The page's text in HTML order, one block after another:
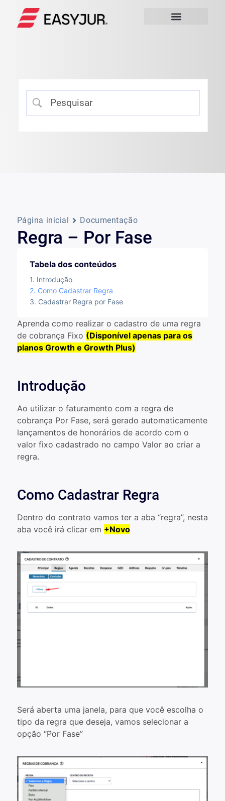
Página inicial Documentação
Regra – Por Fase
Tabela dos conteúdos
Introdução
Como Cadastrar Regra
Cadastrar Regra por Fase
Aprenda como realizar o cadastro de uma regra
de cobrança Fixo (Disponível apenas para os
planos Growth e Growth Plus)
Introdução
Ao utilizar o faturamento com a regra de
cobrança Por Fase, será gerado automaticamente
lançamentos de honorários de acordo com o
valor fixo cadastrado no campo Valor ao criar a
regra.
Como Cadastrar Regra
Dentro do contrato vamos ter a aba “regra”, nesta
aba você irá clicar em +Novo
Será aberta uma janela, para que você escolha o
tipo da regra que deseja, vamos selecionar a
opção “Por Fase”